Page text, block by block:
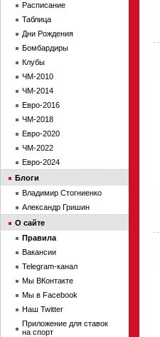
Расписание
Таблица
Дни Рождения
Бомбардиры
Клубы
ЧМ-2010
ЧМ-2014
Евро-2016
ЧМ-2018
Евро-2020
ЧМ-2022
Евро-2024
Блоги
Владимир Стогниенко
Александр Гришин
О сайте
Правила
Вакансии
Telegram-канал
Мы ВКонтакте
Мы в Facebook
Наш Twitter
Приложение для ставок
на спорт